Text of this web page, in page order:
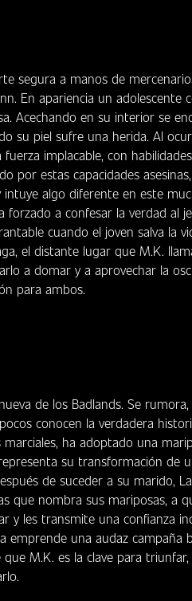
segura a manos de
En apariencia un adolescente
Acechando en su interior se
su piel sufre una herida. Al
implacable, con
por estas capacidades
algo diferente en este
forzado a confesar la verdad al
cuando el joven salva la
el distante lugar que M.K.
a domar y a aprovechar la
para ambos.
de los Badlands. Se
conocen la verdadera
ha adoptado una
su transformación de
de suceder a su marido,
que nombra sus mariposas, a
y les transmite una confianza
emprende una audaz campaña
M.K. es la clave para